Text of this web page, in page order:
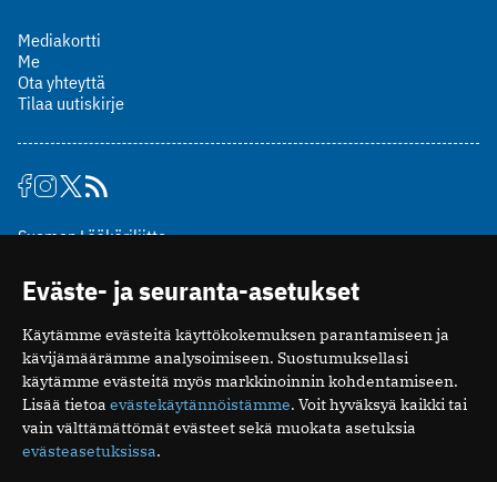
Mediakortti
Me
Ota yhteyttä
Tilaa uutiskirje
Suomen Lääkäriliitto
00510 Helsinki
puh. (09) 393 091
toimitus@potilaanlaakarilehti.fi
ISSN 2323-9476
Eväste- ja seuranta-asetukset
Käytämme evästeitä käyttökokemuksen parantamiseen ja
kävijämäärämme analysoimiseen. Suostumuksellasi
käytämme evästeitä myös markkinoinnin kohdentamiseen.
Lisää tietoa evästekäytännöistämme. Voit hyväksyä kaikki tai
vain välttämättömät evästeet sekä muokata asetuksia
evästeasetuksissa.